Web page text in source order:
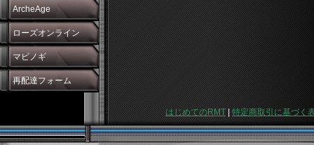
ArcheAge
ローズオンライン
マビノギ
再配達フォーム
はじめてのRMT | 特定商取引に基づく